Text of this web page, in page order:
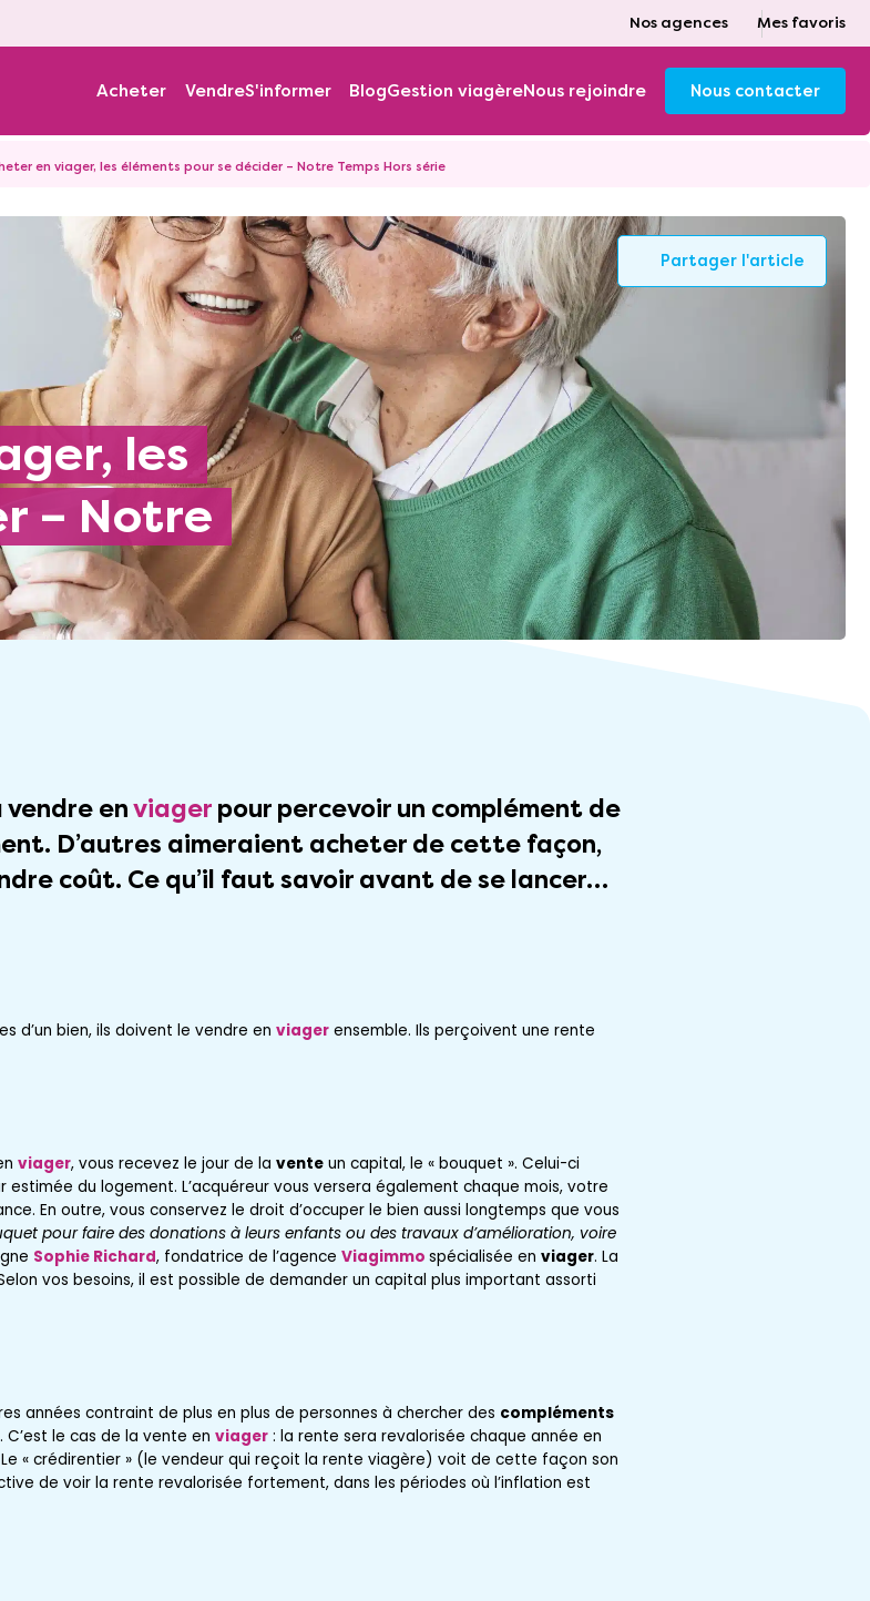
Nos agences Mes favoris
Acheter VendreS'informer BlogGestion viagèreNous rejoindre Nous contacter
en viager, les éléments pour se décider – Notre Temps Hors série
Partager l'article
– Notre
vendre enviagerpour percevoir un complément de
D’autres aimeraient acheter de cette façon,
coût. Ce qu’il faut savoir avant de se lancer…
d’un bien, ils doivent le vendre en viager ensemble. Ils perçoivent une rente
viager, vous recevez le jour de la venteun capital, le « bouquet ». Celui-ci
du logement. L’acquéreur vous versera également chaque mois, votre
En outre, vous conservez le droit d’occuper le bien aussi longtemps que vous
pour faire des donations à leurs enfants ou des travaux d’amélioration, voire
Sophie Richard, fondatrice de l’agence Viagimmo spécialisée en viager. La
vos besoins, il est possible de demander un capital plus important assorti
années contraint de plus en plus de personnes à chercher des compléments
le cas de la vente en viager : la rente sera revalorisée chaque année en
« crédirentier » (le vendeur qui reçoit la rente viagère) voit de cette façon son
de voir la rente revalorisée fortement, dans les périodes où l’inflation est